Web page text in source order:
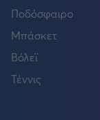
Ποδόσφαιρο
Μπάσκετ
Βόλεϊ
Τέννις